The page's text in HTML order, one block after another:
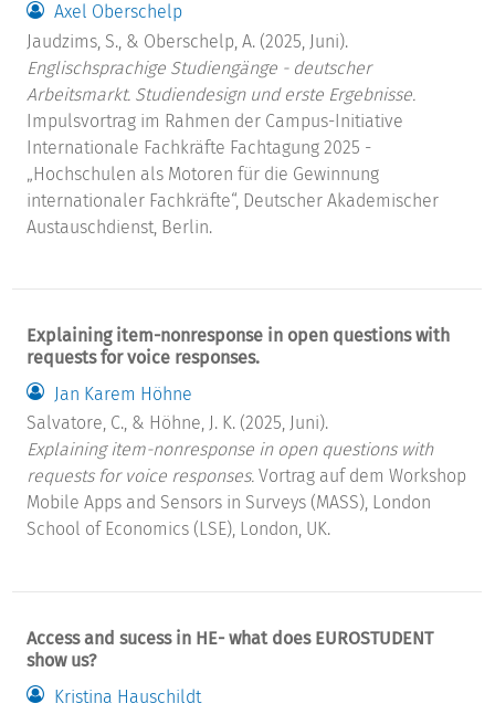
Axel Oberschelp
Jaudzims, S., & Oberschelp, A. (2025, Juni).
Englischsprachige Studiengänge - deutscher
Arbeitsmarkt. Studiendesign und erste Ergebnisse.
Impulsvortrag im Rahmen der Campus-Initiative
Internationale Fachkräfte Fachtagung 2025 -
„Hochschulen als Motoren für die Gewinnung
internationaler Fachkräfte“, Deutscher Akademischer
Austauschdienst, Berlin.
Explaining item-nonresponse in open questions with
requests for voice responses.
Jan Karem Höhne
Salvatore, C., & Höhne, J. K. (2025, Juni).
Explaining item-nonresponse in open questions with
requests for voice responses. Vortrag auf dem Workshop
Mobile Apps and Sensors in Surveys (MASS), London
School of Economics (LSE), London, UK.
Access and sucess in HE- what does EUROSTUDENT
show us?
Kristina Hauschildt